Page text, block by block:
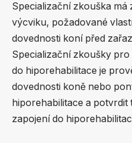
Specializační zkouška
výcviku, požadované
dovednosti koní před
Specializační zkoušky
do hiporehabilitace je
dovednosti koně nebo
hiporehabilitace a
zapojení do